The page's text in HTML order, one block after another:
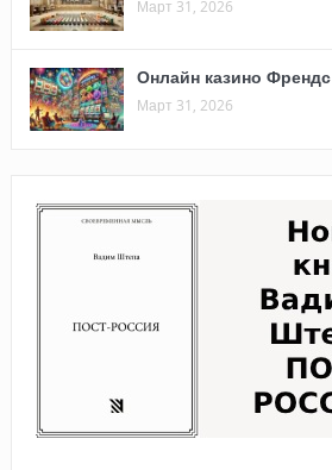
Март 31, 2026
Онлайн казино Френдс
Март 31, 2026